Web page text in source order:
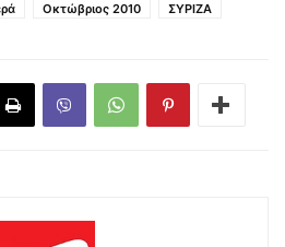
Οκτώβριος 2010 ΣΥΡΙΖΑ